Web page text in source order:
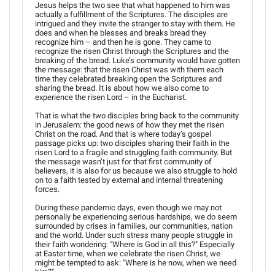
Jesus helps the two see that what happened to him was
actually a fulfillment of the Scriptures. The disciples are
intrigued and they invite the stranger to stay with them. He
does and when he blesses and breaks bread they
recognize him – and then he is gone. They came to
recognize the risen Christ through the Scriptures and the
breaking of the bread. Luke’s community would have gotten
the message: that the risen Christ was with them each
time they celebrated breaking open the Scriptures and
sharing the bread. It is about how we also come to
experience the risen Lord – in the Eucharist.
That is what the two disciples bring back to the community
in Jerusalem: the good news of how they met the risen
Christ on the road. And that is where today’s gospel
passage picks up: two disciples sharing their faith in the
risen Lord to a fragile and struggling faith community. But
the message wasn’t just for that first community of
believers, it is also for us because we also struggle to hold
on to a faith tested by external and internal threatening
forces.
During these pandemic days, even though we may not
personally be experiencing serious hardships, we do seem
surrounded by crises in families, our communities, nation
and the world. Under such stress many people struggle in
their faith wondering: "Where is God in all this?" Especially
at Easter time, when we celebrate the risen Christ, we
might be tempted to ask: "Where is he now, when we need